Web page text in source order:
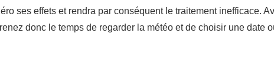
ses effets et rendra par conséquent le traitement inefficace.
donc le temps de regarder la météo et de choisir une date